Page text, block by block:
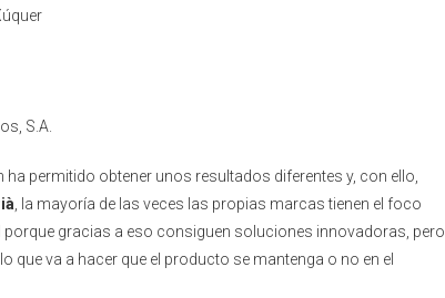
S.A.
permitido obtener unos resultados diferentes y, con ello,
, la mayoría de las veces las propias marcas tienen el foco
gracias a eso consiguen soluciones innovadoras, pero
que va a hacer que el producto se mantenga o no en el